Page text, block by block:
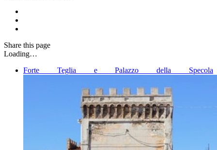
Share this page
Loading…
Forte Teglia e Palazzo della Specola